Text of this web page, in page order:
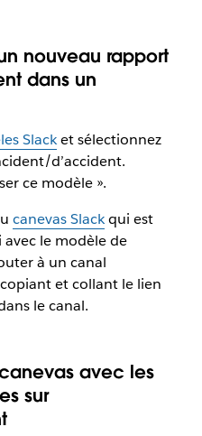
nouveau rapport
dans un
Slacket sélectionnez
d’accident.
ce modèle ».
canevas Slackqui est
le modèle de
à un canal
et collant le lien
le canal.
avec les
sur